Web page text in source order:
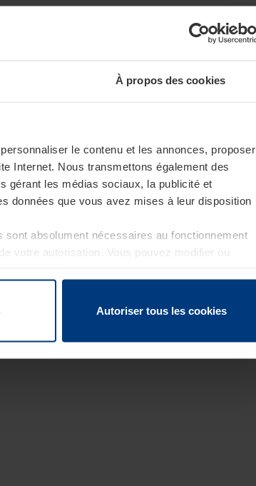
À propos des cookies
le contenu et les annonces, proposer
Internet. Nous transmettons également des
gérant les médias sociaux, la publicité et
données que vous avez mises à leur disposition
absolument nécessaires au fonctionnement
votre autorisation. Vous pouvez modifier ou
Autoriser tous les cookies